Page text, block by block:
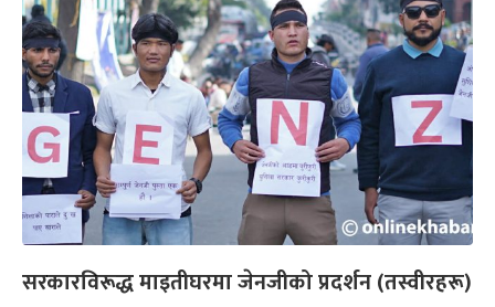
सरकारविरूद्ध माइतीघरमा जेनजीको प्रदर्शन (तस्वीरहरू)